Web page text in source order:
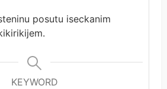
posutu iseckanim
KEYWORD